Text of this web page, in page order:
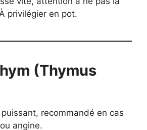
privilégier en pot.
(Thymus
recommandé en cas
angine.